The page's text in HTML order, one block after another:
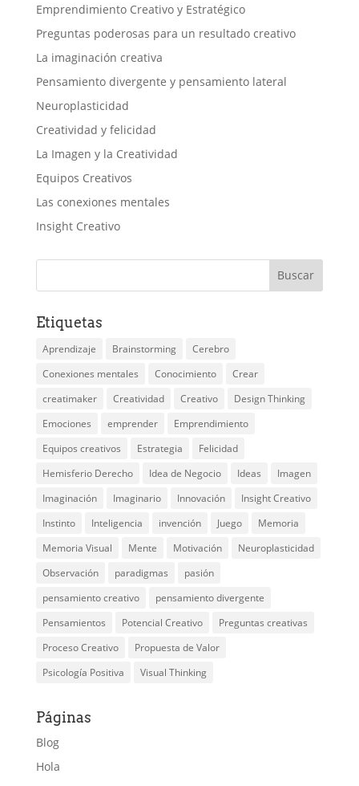
Emprendimiento Creativo y Estratégico
Preguntas poderosas para un resultado creativo
La imaginación creativa
Pensamiento divergente y pensamiento lateral
Neuroplasticidad
Creatividad y felicidad
La Imagen y la Creatividad
Equipos Creativos
Las conexiones mentales
Insight Creativo
Etiquetas
Aprendizaje Brainstorming
Cerebro
Conexiones mentales
Conocimiento
Crear
creatimaker
Creatividad Creativo
Design Thinking
Emociones
emprender
Emprendimiento
Equipos creativos
Estrategia
Felicidad
Hemisferio Derecho
Idea de Negocio Ideas
Imagen
Imaginación
Imaginario Innovación
Insight Creativo
Instinto
Inteligencia invención Juego
Memoria
Memoria Visual
Mente Motivación
Neuroplasticidad
Observación
paradigmas
pasión
pensamiento creativo
pensamiento divergente
Pensamientos
Potencial Creativo
Preguntas creativas
Proceso Creativo
Propuesta de Valor
Psicología Positiva
Visual Thinking
Páginas
Blog
Hola